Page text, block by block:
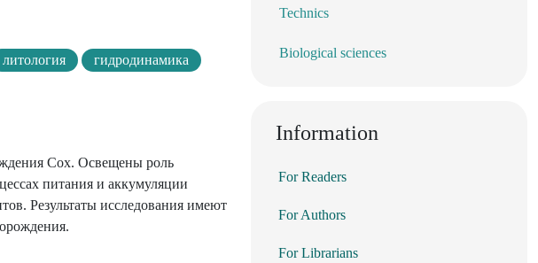
литология
гидродинамика
Сох. Освещены роль
питания и аккумуляции
Результаты исследования имеют
Technics
Biological sciences
Information
For Readers
For Authors
For Librarians